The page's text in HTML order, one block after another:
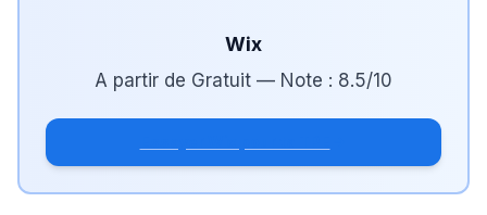
Wix
A partir de Gratuit — Note : 8.5/10